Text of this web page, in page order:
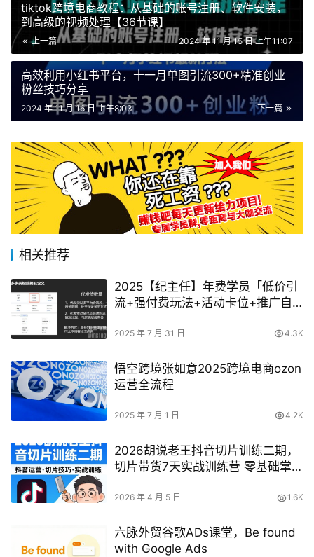
tiktok跨境电商教程：从基础的账号注册、软件安装，
到高级的视频处理【36节课】
上一篇 2024 年 11 月 15 日 上午11:07
高效利用小红书平台，十一月单图引流300+精准创业
粉丝技巧分享
下一篇
2024 年 11 月 16 日 上午8:03
相关推荐
2025【纪主任】年费学员「低价引
流+强付费玩法+活动卡位+推广自
2025 年 7 月 31 日 4.3K
悟空跨境张如意2025跨境电商ozon
运营全流程
2025 年 7 月 1 日 4.2K
2026胡说老王抖音切片训练二期，
切片带货7天实战训练营 零基础掌握
2026 年 4 月 5 日 1.6K
六脉外贸谷歌ADs课堂，Be found
with Google Ads